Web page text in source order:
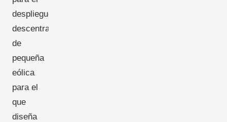
despliegue
descentralizado
de
pequeña
eólica
para el
que
diseña